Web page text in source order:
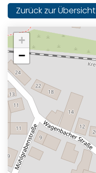
Zurück zur Übersicht
+
−